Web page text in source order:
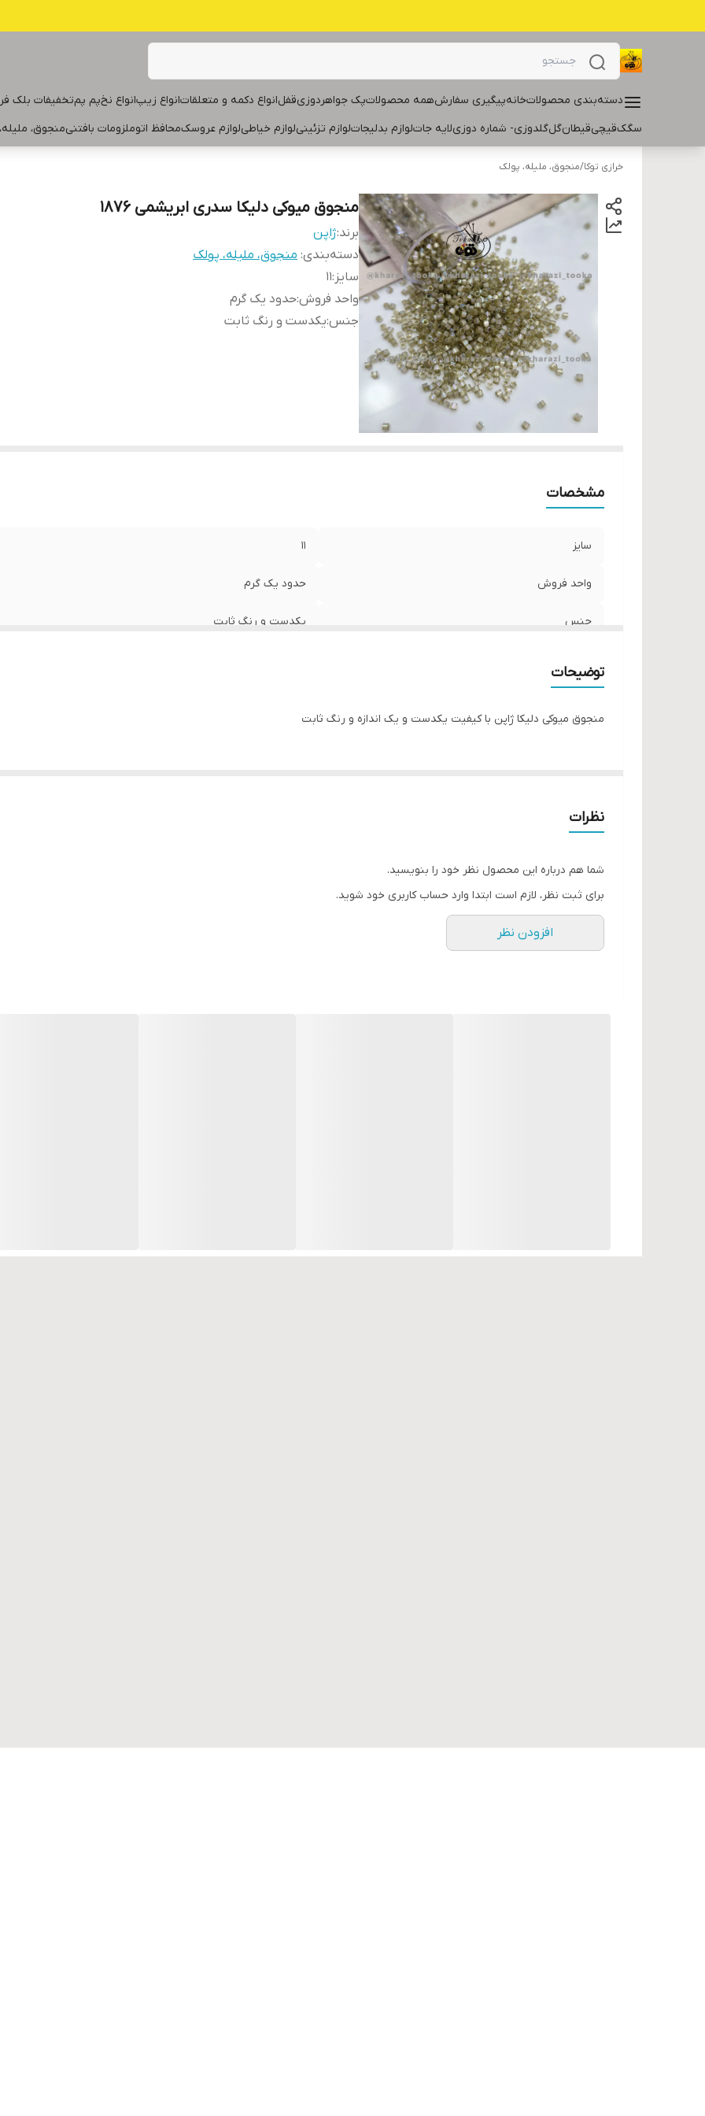
دسته‌بندی محصولاتخانهپیگیری سفارشهمه محصولاتپک جواهردوزیقفلانواع دکمه و متعلقاتانواع زیپانواع نخپم پمتخفیفات بلک
سگکقیچیقیطانگلگلدوزی- شماره دوزیلایه جاتلوازم بدلیجاتلوازم تزئینیلوازم خیاطیلوازم عروسکمحافظ اتوملزومات بافتنیمنجوق،
خرازی توکا/منجوق، ملیله، پولک
منجوق میوکی دلیکا سدری ابریشمی ۱۸۷۶
برند:ژاپن
دسته‌بندی: منجوق، ملیله، پولک
سایز :۱۱
واحد فروش:حدود یک گرم
جنس:یکدست و رنگ ثابت
مشخصات
سایز ۱۱
واحد فروش حدود یک گرم
جنس یکدست و رنگ ثابت
توضیحات
منجوق میوکی دلیکا ژاپن با کیفیت یکدست و یک اندازه و رنگ ثابت
نظرات
شما هم درباره این محصول نظر خود را بنویسید.
برای ثبت نظر، لازم است ابتدا وارد حساب کاربری خود شوید.
افزودن نظر